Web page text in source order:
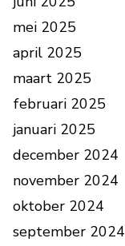
mei 2025
april 2025
maart 2025
februari 2025
januari 2025
december 2024
november 2024
oktober 2024
september 2024